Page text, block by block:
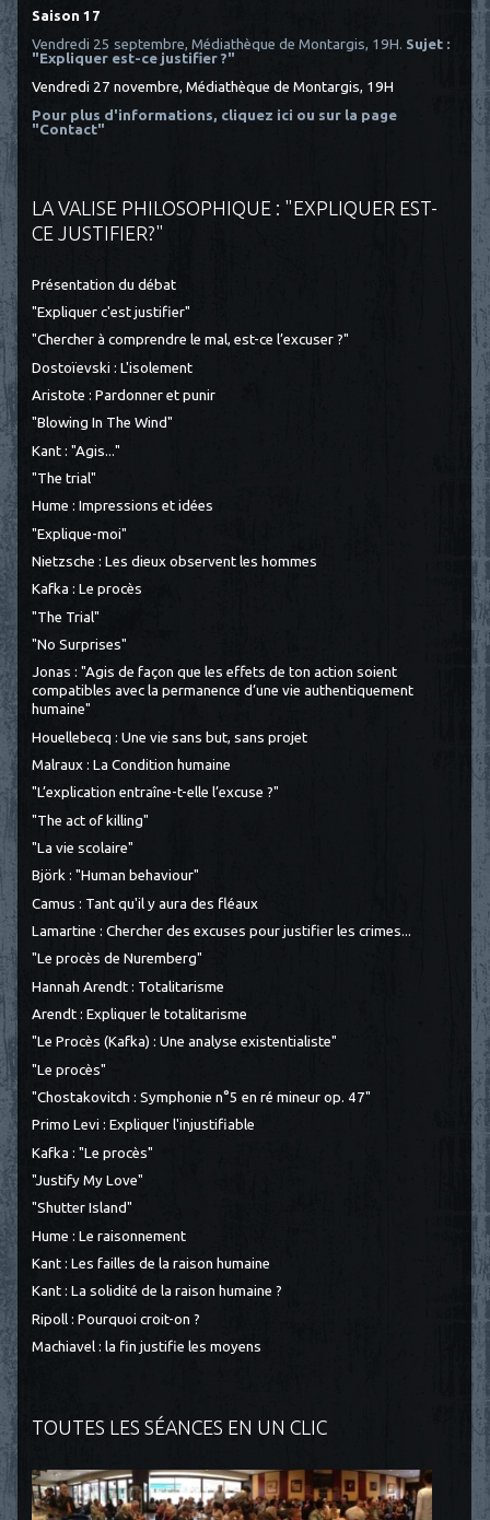
Saison 17
Vendredi 25 septembre, Médiathèque de Montargis, 19H. Sujet :
"Expliquer est-ce justifier ?"
Vendredi 27 novembre, Médiathèque de Montargis, 19H
Pour plus d'informations, cliquez ici ou sur la page
"Contact"
LA VALISE PHILOSOPHIQUE : "EXPLIQUER EST-
CE JUSTIFIER?"
Présentation du débat
"Expliquer c'est justifier"
"Chercher à comprendre le mal, est-ce l’excuser ?"
Dostoïevski : L'isolement
Aristote : Pardonner et punir
"Blowing In The Wind"
Kant : "Agis..."
"The trial"
Hume : Impressions et idées
"Explique-moi"
Nietzsche : Les dieux observent les hommes
Kafka : Le procès
"The Trial"
"No Surprises"
Jonas : "Agis de façon que les effets de ton action soient
compatibles avec la permanence d’une vie authentiquement
humaine"
Houellebecq : Une vie sans but, sans projet
Malraux : La Condition humaine
"L’explication entraîne-t-elle l’excuse ?"
"The act of killing"
"La vie scolaire"
Björk : "Human behaviour"
Camus : Tant qu'il y aura des fléaux
Lamartine : Chercher des excuses pour justifier les crimes...
"Le procès de Nuremberg"
Hannah Arendt : Totalitarisme
Arendt : Expliquer le totalitarisme
"Le Procès (Kafka) : Une analyse existentialiste"
"Le procès"
"Chostakovitch : Symphonie n°5 en ré mineur op. 47"
Primo Levi : Expliquer l'injustifiable
Kafka : "Le procès"
"Justify My Love"
"Shutter Island"
Hume : Le raisonnement
Kant : Les failles de la raison humaine
Kant : La solidité de la raison humaine ?
Ripoll : Pourquoi croit-on ?
Machiavel : la fin justifie les moyens
TOUTES LES SÉANCES EN UN CLIC